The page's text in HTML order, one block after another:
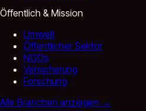
Öffentlich & Mission
Umwelt
Öffentlicher Sektor
NGOs
Versicherung
Forschung
Alle Branchen anzeigen →